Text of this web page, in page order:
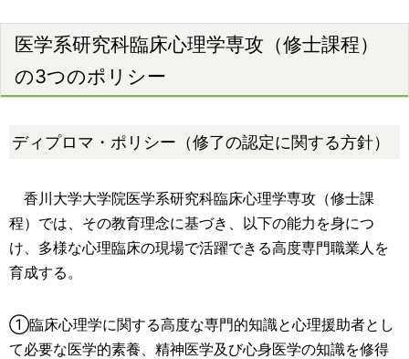
医学系研究科臨床心理学専攻（修士課程）
の3つのポリシー
ディプロマ・ポリシー（修了の認定に関する方針）
香川大学大学院医学系研究科臨床心理学専攻（修士課
程）では、その教育理念に基づき、以下の能力を身につ
け、多様な心理臨床の現場で活躍できる高度専門職業人を
育成する。
①臨床心理学に関する高度な専門的知識と心理援助者とし
て必要な医学的素養、精神医学及び心身医学の知識を修得